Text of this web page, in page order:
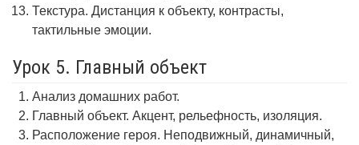
Текстура. Дистанция к объекту, контрасты,
тактильные эмоции.
Урок 5. Главный объект
Анализ домашних работ.
Главный объект. Акцент, рельефность, изоляция.
Расположение героя. Неподвижный, динамичный,